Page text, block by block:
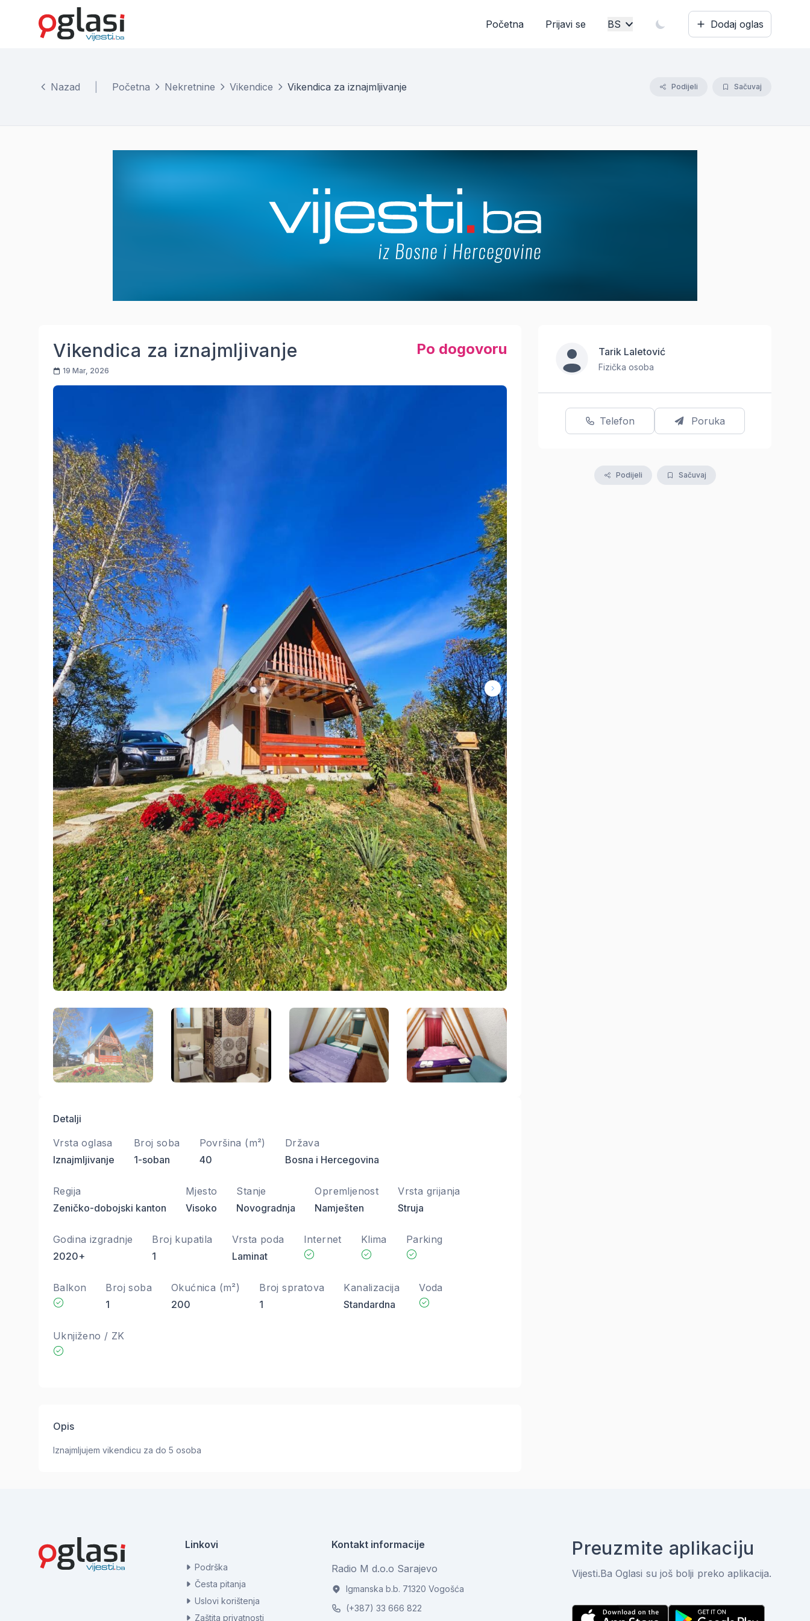
Početna Prijavi se BS Dodaj oglas
Nazad Početna Nekretnine Vikendice Vikendica za iznajmljivanje Podijeli Sačuvaj
Vikendica za iznajmljivanje
19 Mar, 2026
Po dogovoru
Detalji
Vrsta oglasa
Iznajmljivanje
Broj soba
1-soban
Površina (m²)
40
Država
Bosna i Hercegovina
Regija
Zeničko-dobojski kanton
Mjesto
Visoko
Stanje
Novogradnja
Opremljenost
Namješten
Vrsta grijanja
Struja
Godina izgradnje
2020+
Broj kupatila
1
Vrsta poda
Laminat
Internet Klima Parking
Balkon
Broj soba
1
Okućnica (m²)
200
Broj spratova
1
Kanalizacija
Standardna
Voda
Uknjiženo / ZK
Opis
Iznajmljujem vikendicu za do 5 osoba
Tarik Laletović
Fizička osoba
Telefon Poruka
Podijeli Sačuvaj
Linkovi
Podrška
Česta pitanja
Uslovi korištenja
Zaštita privatnosti
Kontakt informacije
Radio M d.o.o Sarajevo
Igmanska b.b. 71320 Vogošća
(+387) 33 666 822
Preuzmite aplikaciju
Vijesti.Ba Oglasi su još bolji preko aplikacija.